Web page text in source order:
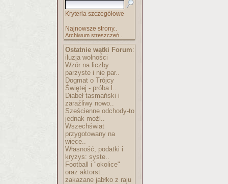
Kryteria szczegółowe
Najnowsze strony..
Archiwum streszczeń..
Ostatnie wątki Forum:
iluzja wolności
Wzór na liczby
parzyste i nie par..
Dogmat o Trójcy
Świętej - próba l..
Diabeł tasmański i
zaraźliwy nowo..
Sześcienne odchody-to
jednak możl..
Wszechświat
przygotowany na
więce..
Własność, podatki i
kryzys: syste..
Football i "okolice"
oraz aktorst..
zakazane jabłko z raju